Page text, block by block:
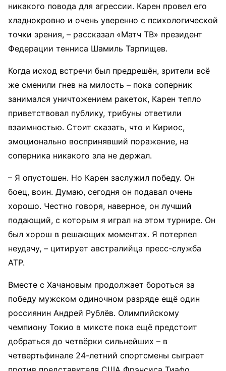
никакого повода для агрессии. Карен провел его
хладнокровно и очень уверенно с психологической
точки зрения, – рассказал «Матч ТВ» президент
Федерации тенниса Шамиль Тарпищев.
Когда исход встречи был предрешён, зрители всё
же сменили гнев на милость – пока соперник
занимался уничтожением ракеток, Карен тепло
приветствовал публику, трибуны ответили
взаимностью. Стоит сказать, что и Кириос,
эмоционально воспринявший поражение, на
соперника никакого зла не держал.
– Я опустошен. Но Карен заслужил победу. Он
боец, воин. Думаю, сегодня он подавал очень
хорошо. Честно говоря, наверное, он лучший
подающий, с которым я играл на этом турнире. Он
был хорош в решающих моментах. Я потерпел
неудачу, – цитирует австралийца пресс-служба
ATP.
Вместе с Хачановым продолжает бороться за
победу мужском одиночном разряде ещё один
россиянин Андрей Рублёв. Олимпийскому
чемпиону Токио в миксте пока ещё предстоит
добраться до четвёрки сильнейших – в
четвертьфинале 24-летний спортсмены сыграет